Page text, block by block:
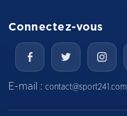
Connectez-vous
E-mail : contact@sport241.com